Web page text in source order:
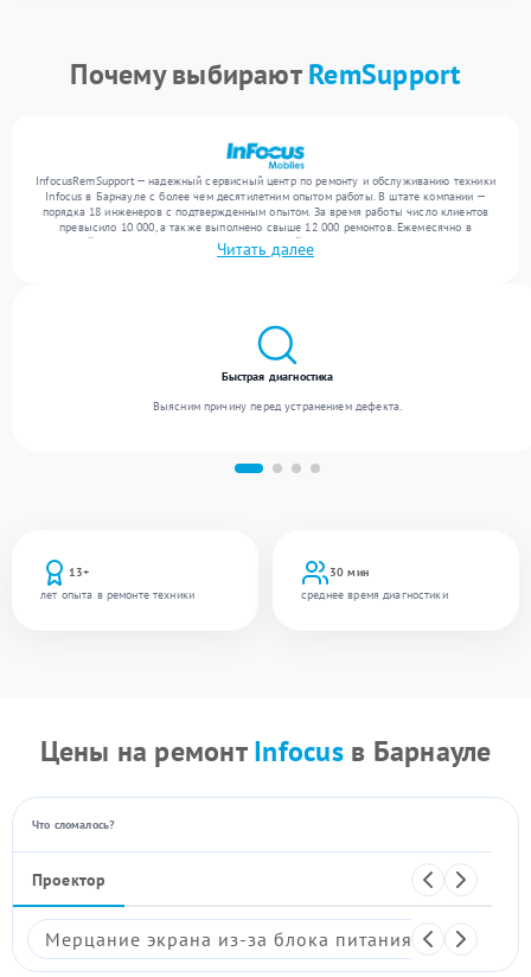
Почему выбираютRemSupport
InfocusRemSupport — надежный сервисный центр по ремонту и обслуживанию техники
Infocus в Барнауле с более чем десятилетним опытом работы. В штате компании —
порядка 18 инженеров с подтвержденным опытом. За время работы число клиентов
превысило 10 000, а также выполнено свыше 12 000 ремонтов. Ежемесячно в
сервисный центр поступает более 300 обращений, включая , , . Мы устраняем поломки
любой сложности и поддерживаем высокий стандарт качества благодаря
Читать далее
13+
лет опыта в ремонте техники
30 мин
среднее время диагностики
Быстрая диагностика
Выясним причину перед устранением дефекта.
Цены на ремонтInfocusв Барнауле
Что сломалось?
Проектор
Мерцание экрана из-за блока питания